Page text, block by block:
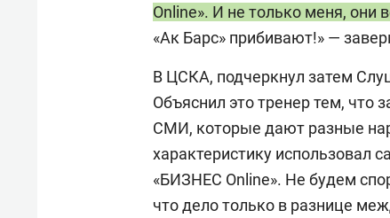
Online». И не только меня, они
«Ак Барс» прибивают!» —
В ЦСКА, подчеркнул затем
Объяснил это тренер тем, что
СМИ, которые дают разные
характеристику использовал
«БИЗНЕС Online». Не будем
что дело только в разнице